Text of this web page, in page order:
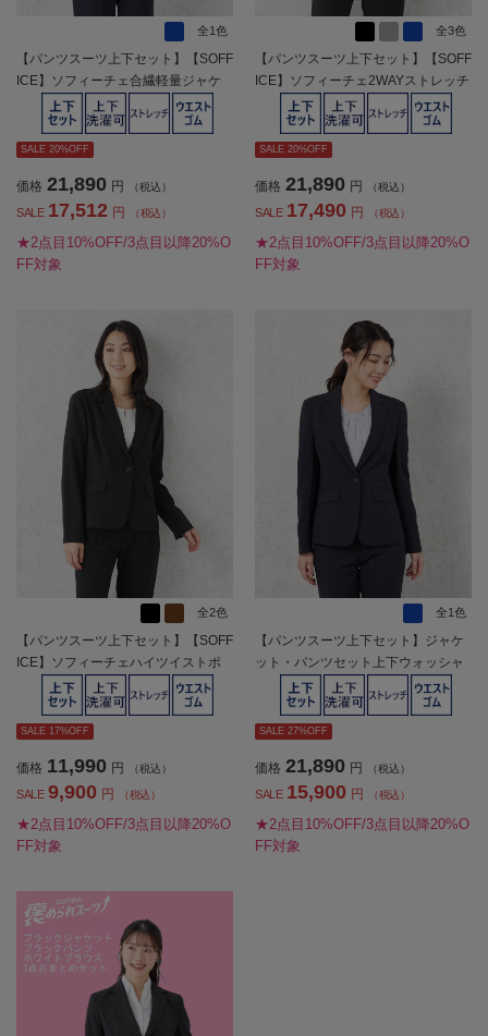
全1色
【パンツスーツ上下セット】【SOFF
ICE】ソフィーチェ合繊軽量ジャケ
ットパンツセットビジネス１つボタ
ン上下ウォッシャブルストレッチ軽
量春夏【レディース】
SALE 20%OFF
価格 21,890 円 （税込）
SALE 17,512 円 （税込）
★2点目10%OFF/3点目以降20%O
FF対象
全3色
【パンツスーツ上下セット】【SOFF
ICE】ソフィーチェ2WAYストレッチ
ジャケットパンツセットストレッチ
セットアップ春夏【レディース】
SALE 20%OFF
価格 21,890 円 （税込）
SALE 17,490 円 （税込）
★2点目10%OFF/3点目以降20%O
FF対象
全2色
【パンツスーツ上下セット】【SOFF
ICE】ソフィーチェハイツイストポ
リ1つボタン上下ウォッシャブル春夏
【レディース】
SALE 17%OFF
価格 11,990 円 （税込）
SALE 9,900 円 （税込）
★2点目10%OFF/3点目以降20%O
FF対象
全1色
【パンツスーツ上下セット】ジャケ
ット・パンツセット上下ウォッシャ
ブルストレッチ無地SOFFICE春夏
【レディース】
SALE 27%OFF
価格 21,890 円 （税込）
SALE 15,900 円 （税込）
★2点目10%OFF/3点目以降20%O
FF対象